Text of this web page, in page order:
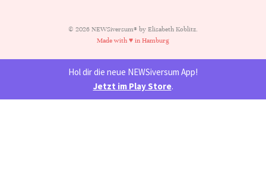
© 2026 NEWSiversum® by Elisabeth Koblitz.
Made with ♥ in Hamburg
Hol dir die neue NEWSiversum App!
Jetzt im Play Store.